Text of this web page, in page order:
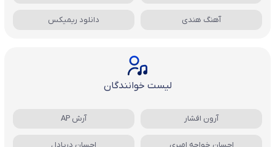
آهنگ هندی دانلود ریمیکس
لیست خوانندگان
آرون افشار آرش AP
احسان خواجه امیری احسان دریادل